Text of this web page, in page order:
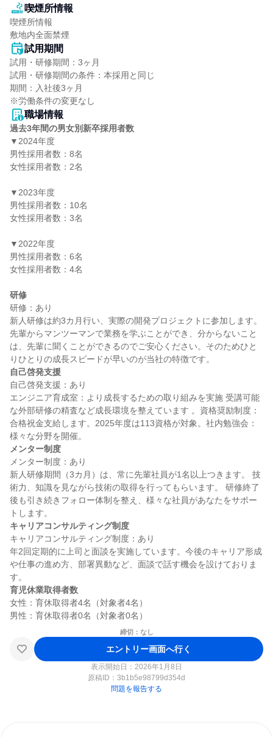
喫煙所情報
喫煙所情報
敷地内全面禁煙
試用期間
試用・研修期間：3ヶ月
試用・研修期間の条件：本採用と同じ
期間：入社後3ヶ月
職場情報
過去3年間の男女別新卒採用者数
▼2024年度
男性採用者数：8名
女性採用者数：2名
▼2023年度
男性採用者数：10名
女性採用者数：3名
▼2022年度
男性採用者数：6名
女性採用者数：4名
研修
研修：あり
新人研修は約3カ月行い、実際の開発プロジェクトに参加します。
先輩からマンツーマンで業務を学ぶことができ、分からないこと
は、先輩に聞くことができるのでご安心ください。そのためひと
自己啓発支援
自己啓発支援：あり
エンジニア育成室：より成長するための取り組みを実施 受講可能
な外部研修の精査など成長環境を整えています 。資格奨励制度：
合格祝金支給します。2025年度は113資格が対象。社内勉強会：
メンター制度
メンター制度：あり
新人研修期間（3カ月）は、常に先輩社員が1名以上つきます。 技
術力、知識を見ながら技術の取得を行ってもらいます。 研修終了
後も引き続きフォロー体制を整え、様々な社員があなたをサポー
キャリアコンサルティング制度
キャリアコンサルティング制度：あり
年2回定期的に上司と面談を実施しています。今後のキャリア形成
や仕事の進め方、部署異動など、面談で話す機会を設けておりま
育児休業取得者数
女性：育休取得者4名（対象者4名）
締切：なし
エントリー画面へ行く
表示開始日：2026年1月8日
原稿ID： 3b1b5e98799d354d
問題を報告する